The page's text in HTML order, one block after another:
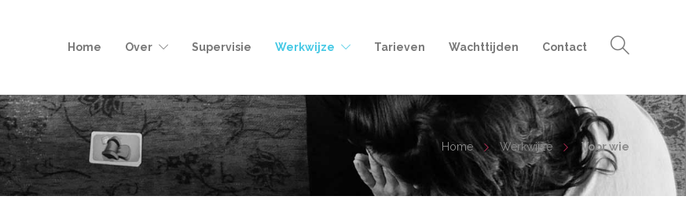
Home Over Supervisie Werkwijze Tarieven Wachttijden Contact
Home Werkwijze Voor wie